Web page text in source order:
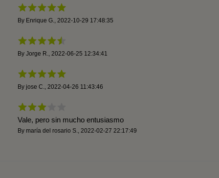
By Enrique G. 2022-10-29 17:48:35
By Jorge R. 2022-06-25 12:34:41
By jose C. 2022-04-26 11:43:46
Vale, pero sin mucho entusiasmo
By maría del rosario S. 2022-02-27 22:17:49